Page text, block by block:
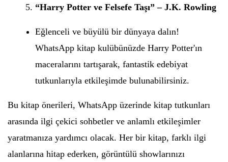
“Harry Potter ve Felsefe Taşı” – J.K. Rowling
Eğlenceli ve büyülü bir dünyaya dalın!
WhatsApp kitap kulübünüzde Harry Potter'ın
maceralarını tartışarak, fantastik edebiyat
tutkunlarıyla etkileşimde bulunabilirsiniz.
Bu kitap önerileri, WhatsApp üzerinde kitap tutkunları
arasında ilgi çekici sohbetler ve anlamlı etkileşimler
yaratmanıza yardımcı olacak. Her bir kitap, farklı ilgi
alanlarına hitap ederken, görüntülü showlarınızı